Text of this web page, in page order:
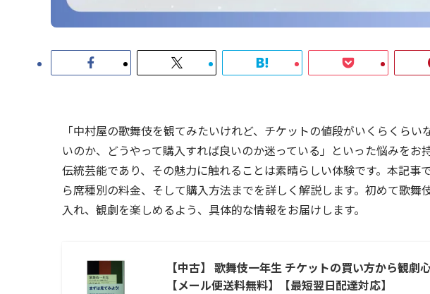
「中村屋の歌舞伎を観てみたいけれど、チケットの値段がいくらくら
いのか、どうやって購入すれば良いのか迷っている」といった悩みをお
伝統芸能であり、その魅力に触れることは素晴らしい体験です。本記事
ら席種別の料金、そして購入方法までを詳しく解説します。初めて歌舞
入れ、観劇を楽しめるよう、具体的な情報をお届けします。
【中古】 歌舞伎一年生 チケットの買い方から観
【メール便送料無料】【最短翌日配達対応】